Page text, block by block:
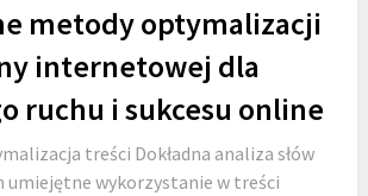
metody optymalizacji
internetowej dla
ruchu i sukcesu online
treści Dokładna analiza słów
umiejętne wykorzystanie w treści